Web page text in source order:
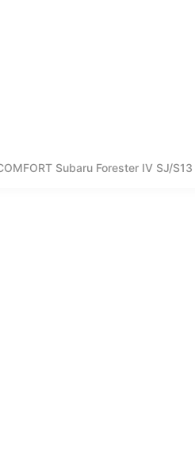
Subaru Forester IV SJ/S13